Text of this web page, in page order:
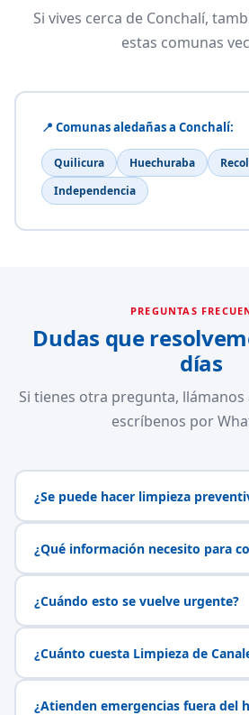
Si vives cerca de Conchalí,
estas comunas
📍 Comunas aledañas a Conchalí:
Quilicura Huechuraba
Independencia
PREGUNTAS
Dudas que
días
Si tienes otra pregunta, llámanos
escríbenos por
¿Se puede hacer limpieza
¿Qué información necesito para
¿Cuándo esto se vuelve urgente?
¿Cuánto cuesta Limpieza de
¿Atienden emergencias fuera del